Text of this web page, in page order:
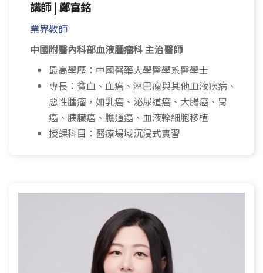
講師 | 鄭富銘
業界教師
中國附醫內科部血液腫瘤科 主治醫師
最高學歷：中國醫藥大學醫學系醫學士
專長：貧血、血癌、淋巴瘤與其他血液疾病、
惡性腫瘤，如乳癌、泌尿道癌、大腸癌、胃
癌、胰臟癌、膽道癌、血液幹細胞移植
授課科目：醫療場域沉浸式實習